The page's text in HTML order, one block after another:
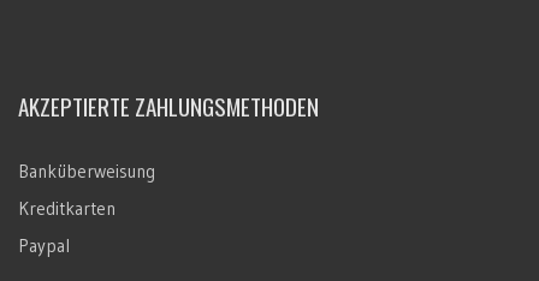
AKZEPTIERTE ZAHLUNGSMETHODEN
Banküberweisung
Kreditkarten
Paypal